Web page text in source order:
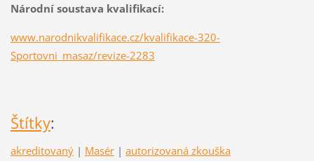
Národní soustava kvalifikací:
www.narodnikvalifikace.cz/kvalifikace-320-
Sportovni_masaz/revize-2283
Štítky:
akreditovaný | Masér | autorizovaná zkouška